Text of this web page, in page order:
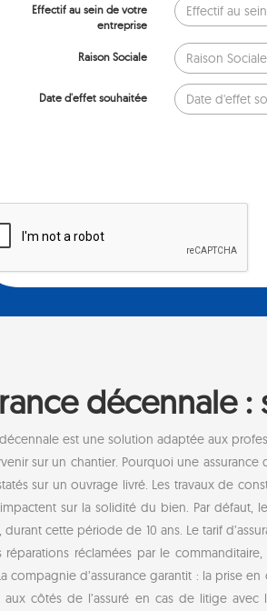
Effectif au sein de votre
entreprise
Raison Sociale
Date d'effet souhaitée
décennale
décennale est une solution adaptée aux
sur un chantier. Pourquoi une
sur un ouvrage livré. Les travaux de
sur la solidité du bien. Par défaut,
durant cette période de 10 ans. Le tarif
réparations réclamées par le
compagnie d’assurance garantit : la prise
aux côtés de l’assuré en cas de litige